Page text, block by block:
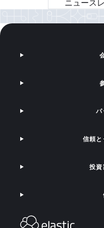
ニュース
パ
信頼と
投資